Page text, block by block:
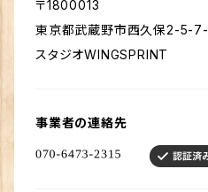
〒1800013
東京都武蔵野市西久保2-5-7-
スタジオWINGSPRINT
事業者の連絡先